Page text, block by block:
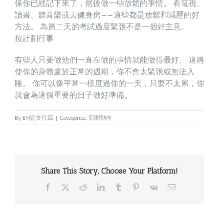
保你已經記下來了，然後做一些放鬆的事情。 看電視、
讀書、聽音樂或去健身房——這些都是放鬆和減壓的好
方法。 為第二天的考試過度緊張不是一個好主意。
按計劃行事
有些人只要做他們一直在做的事情就能做得最好。 這將
使你的身體處於正常的週期，你不會太緊張或無法入
睡。 你可以像平常一樣度過你的一天，只要不太累，你
就會為這個重要的日子做好準備。
By EM論文代寫 | Categories: 新聞動向
Share This Story, Choose Your Platform!
Facebook RedditLinkedInTumblr Pinterest
Vk Email